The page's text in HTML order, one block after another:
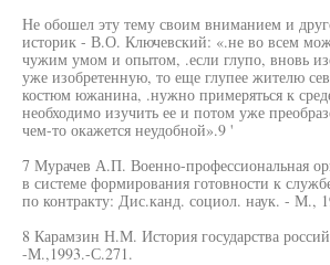
Не обошел эту тему своим вниманием и
историк - В.О. Ключевский: «.не во всем
чужим умом и опытом, .если глупо, вновь
уже изобретенную, то еще глупее жителю
костюм южанина, .нужно примеряться к
необходимо изучить ее и потом уже
чем-то окажется неудобной».9 '
7 Мурачев А.П. Военно-профессиональная
в системе формирования готовности к
по контракту: Дис.канд. социол. наук. - М.,
8 Карамзин Н.М. История государства
-М.,1993.-С.271.